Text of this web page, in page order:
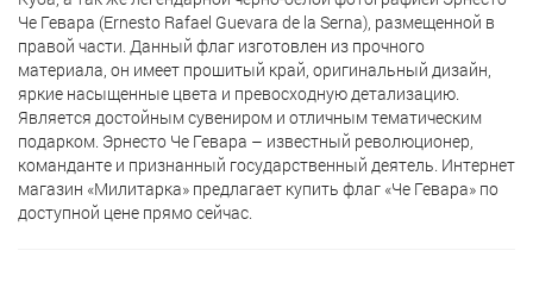
Че Гевара (Ernesto Rafael Guevara de la Serna), размещенной в
правой части. Данный флаг изготовлен из прочного
материала, он имеет прошитый край, оригинальный дизайн,
яркие насыщенные цвета и превосходную детализацию.
Является достойным сувениром и отличным тематическим
подарком. Эрнесто Че Гевара – известный революционер,
команданте и признанный государственный деятель. Интернет
магазин «Милитарка» предлагает кyпить флаг «Че Гевара» по
доступной цене прямо сейчас.